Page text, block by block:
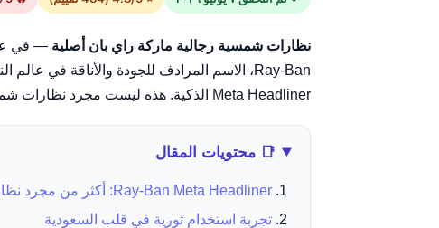
نظارات شمسية رجالية ماركة راي بان أصلية — في
Meta Headliner الذكية. هذه ليست مجرد نظارات شمسية، بل هي بوابة إلى عالم جديد من التواصل والترفيه والإنتاجية، وهي متاحة الآن في
📑 محتويات المقال
Ray-Ban Meta Headliner: أكثر من مجرد نظارة شمسية
تجربة استخدام ثورية في قلب السعودية